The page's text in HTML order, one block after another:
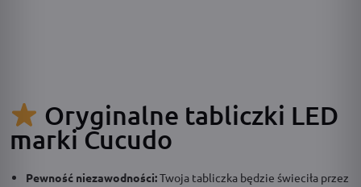
Oryginalne tabliczki LED
marki Cucudo
Pewność niezawodności:Twoja tabliczka będzie świeciła przez